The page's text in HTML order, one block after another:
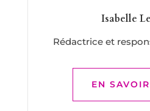
Isabelle
Rédactrice et
EN